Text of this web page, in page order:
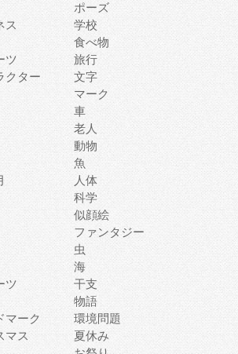
ポーズ
ス
学校
食べ物
ツ
旅行
クター
文字
マーク
車
老人
動物
魚
人体
科学
似顔絵
ファンタジー
虫
海
ツ
干支
物語
マーク
環境問題
マス
夏休み